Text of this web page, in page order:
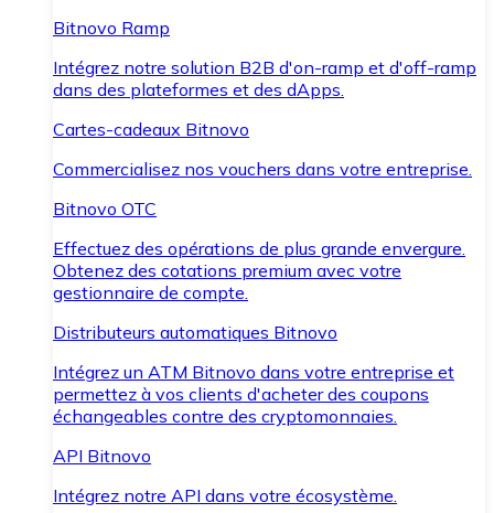
Bitnovo Ramp
Intégrez notre solution B2B d'on-ramp et d'off-ramp
dans des plateformes et des dApps.
Cartes-cadeaux Bitnovo
Commercialisez nos vouchers dans votre entreprise.
Bitnovo OTC
Effectuez des opérations de plus grande envergure.
Obtenez des cotations premium avec votre
gestionnaire de compte.
Distributeurs automatiques Bitnovo
Intégrez un ATM Bitnovo dans votre entreprise et
permettez à vos clients d'acheter des coupons
échangeables contre des cryptomonnaies.
API Bitnovo
Intégrez notre API dans votre écosystème.